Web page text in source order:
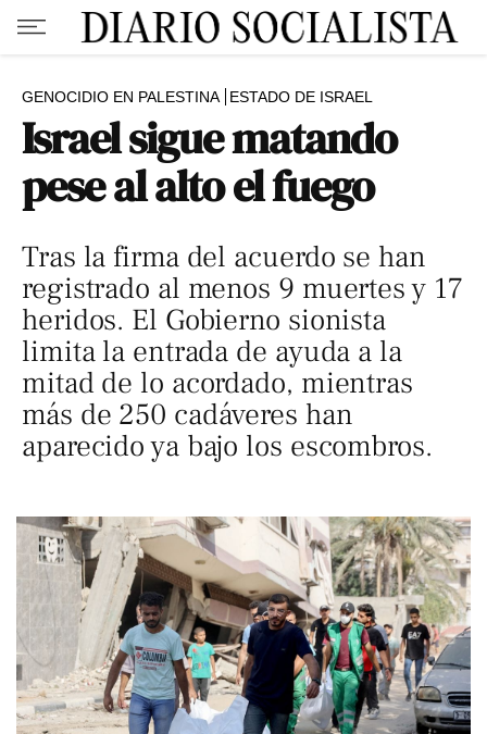
GENOCIDIO EN PALESTINA ESTADO DE ISRAEL
Israel sigue matando
pese al alto el fuego
Tras la firma del acuerdo se han
registrado al menos 9 muertes y 17
heridos. El Gobierno sionista
limita la entrada de ayuda a la
mitad de lo acordado, mientras
más de 250 cadáveres han
aparecido ya bajo los escombros.